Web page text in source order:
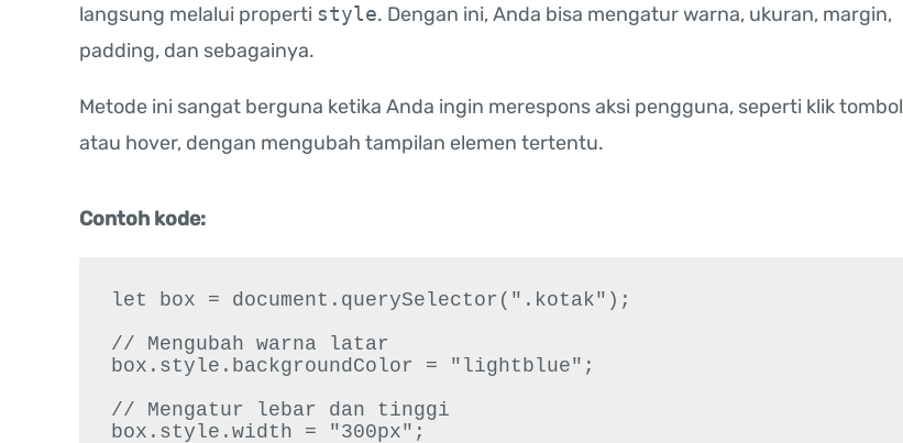
langsung melalui properti style. Dengan ini, Anda bisa mengatur warna, ukuran, margin,
padding, dan sebagainya.
Metode ini sangat berguna ketika Anda ingin merespons aksi pengguna, seperti klik tombol
atau hover, dengan mengubah tampilan elemen tertentu.
Contoh kode:
let box = document.querySelector(".kotak");
// Mengubah warna latar
box.style.backgroundColor = "lightblue";
// Mengatur lebar dan tinggi
box.style.width = "300px";